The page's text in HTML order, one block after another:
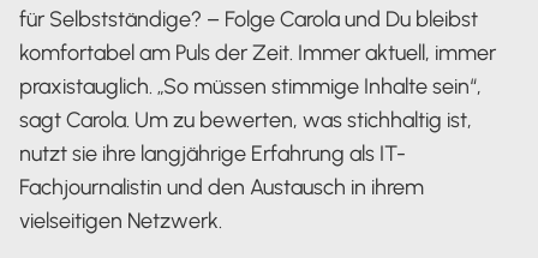
für Selbstständige? – Folge Carola und Du bleibst
komfortabel am Puls der Zeit. Immer aktuell, immer
praxistauglich. „So müssen stimmige Inhalte sein“,
sagt Carola. Um zu bewerten, was stichhaltig ist,
nutzt sie ihre langjährige Erfahrung als IT-
Fachjournalistin und den Austausch in ihrem
vielseitigen Netzwerk.